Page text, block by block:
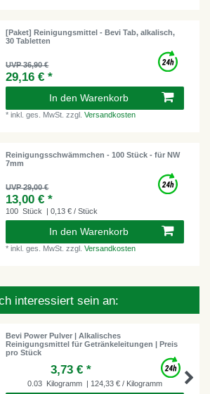
[Paket] Reinigungsmittel - Bevi Tab, alkalisch,
30 Tabletten
UVP 36,90 €
29,16 € *
In den Warenkorb
*inkl. ges. MwSt. zzgl.Versandkosten
Reinigungsschwämmchen - 100 Stück - für NW
7mm
UVP 29,00 €
13,00 € *
100 Stück | 0,13 € / Stück
In den Warenkorb
*inkl. ges. MwSt. zzgl.Versandkosten
interessiert sein an:
Bevi Power Pulver | Alkalisches
Reinigungsmittel für Getränkeleitungen | Preis
pro Stück
3,73 € *
0.03 Kilogramm | 124,33 € / Kilogramm